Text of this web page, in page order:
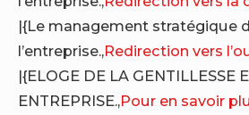
|{Le management stratégique
l’entreprise.,Redirection vers
|{ELOGE DE LA GENTILLESSE
ENTREPRISE.,Pour en savoir